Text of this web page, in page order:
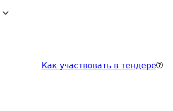
Как участвовать в тендере